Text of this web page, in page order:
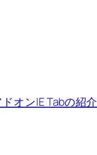
オンIE Tabの紹介